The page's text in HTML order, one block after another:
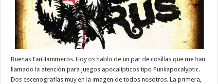
Buenas FanHammeros. Hoy os hablo de un par de cosillas que me han
llamado la atención para juegos apocalípticos tipo Punkapocalyptic.
Dos escenografías muy en la imagen de todos nosotros. La primera,